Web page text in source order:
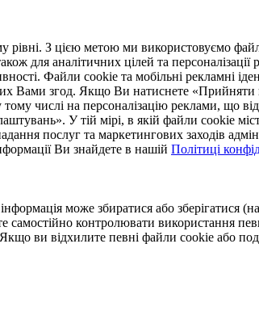
З цією метою ми використовуємо
для аналітичних цілей та
Файли cookie та мобільні рекламні
Вами згод. Якщо Ви натиснете
числі на персоналізацію реклами, що
У тій мірі, в якій файли cookie
послуг та маркетингових заходів
Ви знайдете в нашій Політиці
може збиратися або
контролювати використання
ви відхилите певні файли cookie або